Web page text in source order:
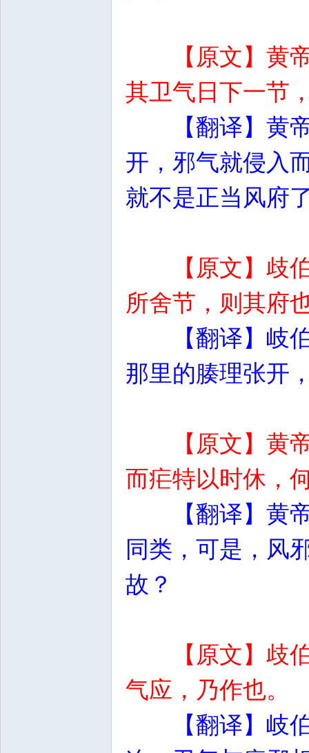
【原文】黄
其卫气日下一节
【翻译】黄
开，邪气就侵入
就不是正当风府
【原文】歧
所舍节，则其府
【翻译】岐
那里的腠理张开
【原文】黄
而疟特以时休，
【翻译】黄
同类，可是，风
故？
【原文】歧
气应，乃作也。
【翻译】岐